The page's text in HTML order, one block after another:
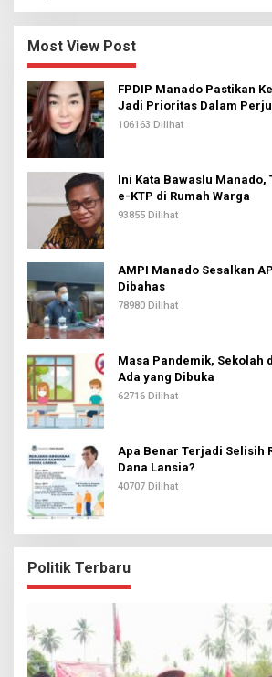
Most View Post
FPDIP Manado Pastikan
Jadi Prioritas Dalam
106163 Dilihat
Ini Kata Bawaslu Manado,
e-KTP di Rumah Warga
93855 Dilihat
AMPI Manado Sesalkan
Dibahas
78980 Dilihat
Masa Pandemik, Sekolah
Ada yang Dibuka
62716 Dilihat
Apa Benar Terjadi Selisih
Dana Lansia?
40707 Dilihat
Politik Terbaru